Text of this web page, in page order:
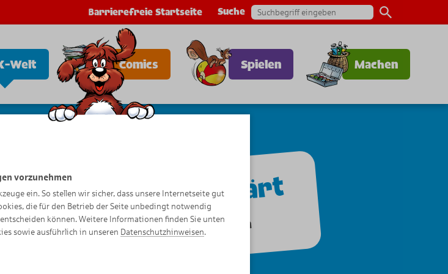
Barrierefreie Startseite Suche
Welt Comics Spielen Machen
Gantenkiel erklärt
Wie Kinder in aller Welt sparen
vorzunehmen
ein. So stellen wir sicher, dass unsere Internetseite gut
die für den Betrieb der Seite unbedingt notwendig
können. Weitere Informationen finden Sie unten
sowie ausführlich in unseren Datenschutzhinweisen.